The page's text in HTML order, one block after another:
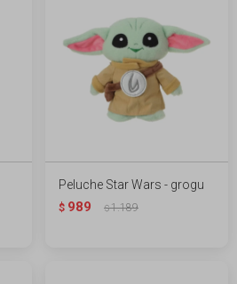
Peluche Star Wars - grogu
$ 989 $1.189